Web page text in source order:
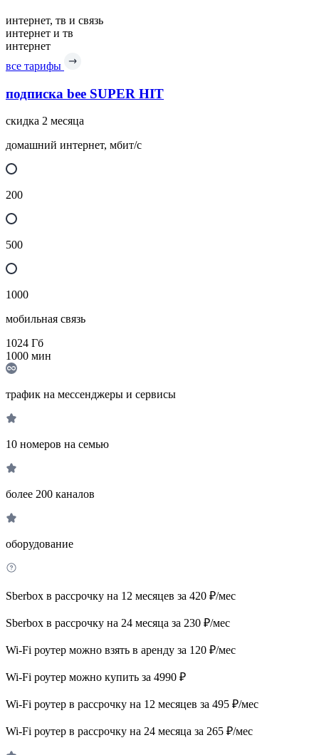
интернет, тв и связь
интернет и тв
интернет
все тарифы
подписка bee SUPER HIT
скидка 2 месяца
домашний интернет, мбит/с
200
500
1000
мобильная связь
1024 Гб
1000 мин
трафик на мессенджеры и сервисы
10 номеров на семью
более 200 каналов
оборудование
Sberbox в рассрочку на 12 месяцев за 420 ₽/мес
Sberbox в рассрочку на 24 месяца за 230 ₽/мес
Wi-Fi роутер можно взять в аренду за 120 ₽/мес
Wi-Fi роутер можно купить за 4990 ₽
Wi-Fi роутер в рассрочку на 12 месяцев за 495 ₽/мес
Wi-Fi роутер в рассрочку на 24 месяца за 265 ₽/мес